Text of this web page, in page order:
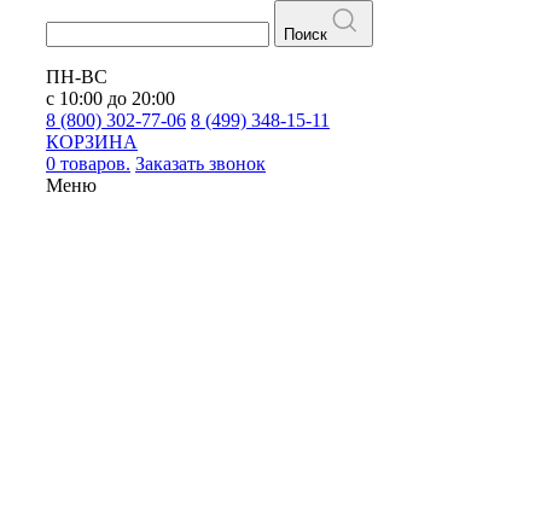
Поиск
ПН-ВС
с 10:00 до 20:00
8 (800) 302-77-06 8 (499) 348-15-11
КОРЗИНА
0 товаров. Заказать звонок
Меню